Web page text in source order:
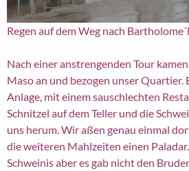
Regen auf dem Weg nach
Nach einer anstrengenden Tour
Maso an und bezogen unser Quartier.
Anlage, mit einem sauschlechten
Schnitzel auf dem Teller und die
uns herum. Wir aßen genau einmal
die weiteren Mahlzeiten einen
Schweinis aber es gab nicht den